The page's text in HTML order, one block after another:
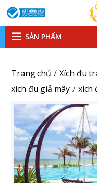
SẢN PHẨM
Trang chủ
Xích đu
xích đu giả mây
xích